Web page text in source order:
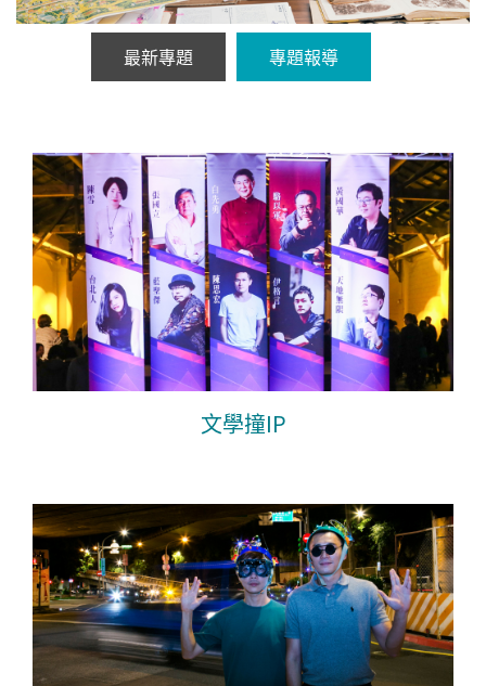
最新專題 專題報導
文學撞IP